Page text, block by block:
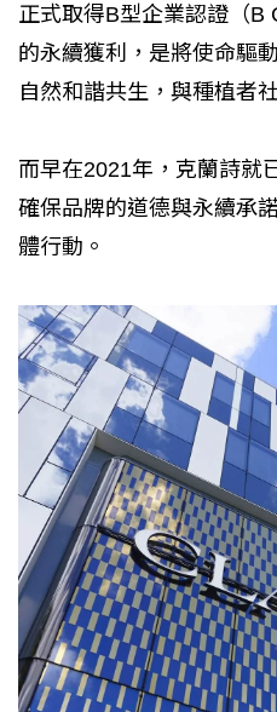
正式取得B型企業認證（
的永續獲利，是將使命驅
自然和諧共生，與種植者
而早在2021年，克蘭詩就
確保品牌的道德與永續承
體行動。